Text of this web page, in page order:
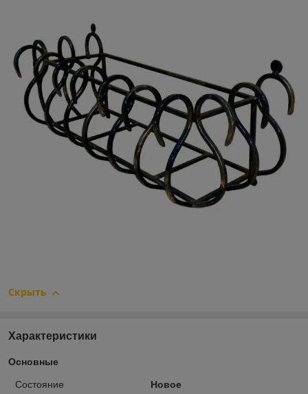
Скрыть
Характеристики
Основные
Состояние
Новое